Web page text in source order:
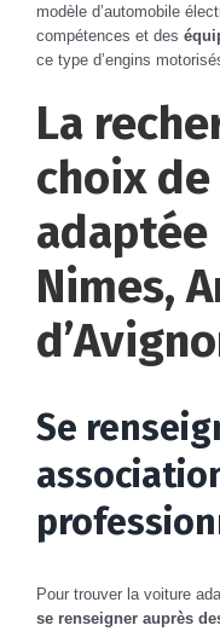
modèle d’automobile
compétences et des
ce type d’engins
La
choix
adaptée
Nimes,
Se
Pour trouver la voiture
se renseigner auprès